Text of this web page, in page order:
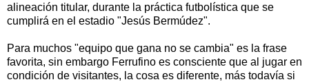
alineación titular, durante la práctica futbolística que se
cumplirá en el estadio "Jesús Bermúdez".
Para muchos "equipo que gana no se cambia" es la frase
favorita, sin embargo Ferrufino es consciente que al jugar en
condición de visitantes, la cosa es diferente, más todavía si